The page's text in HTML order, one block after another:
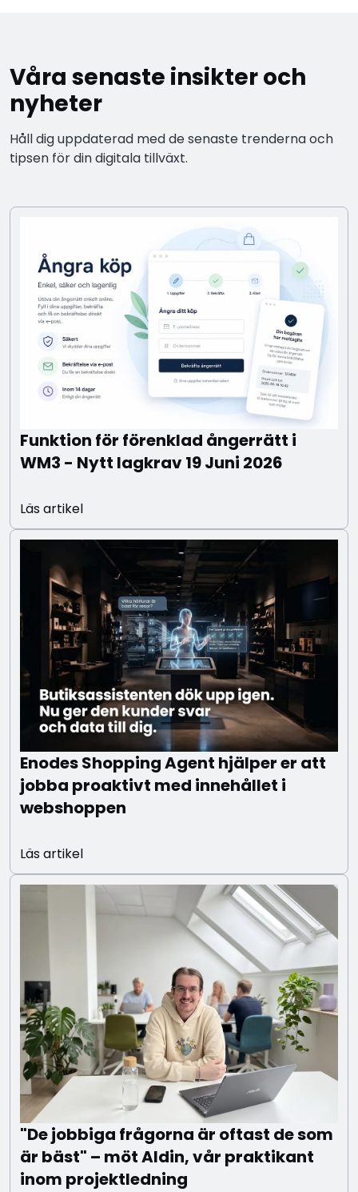
Våra senaste insikter och
nyheter
Håll dig uppdaterad med de senaste trenderna och
tipsen för din digitala tillväxt.
Funktion för förenklad ångerrätt i
WM3 - Nytt lagkrav 19 Juni 2026
Läs artikel
Enodes Shopping Agent hjälper er att
jobba proaktivt med innehållet i
webshoppen
Läs artikel
"De jobbiga frågorna är oftast de som
är bäst" – möt Aldin, vår praktikant
inom projektledning